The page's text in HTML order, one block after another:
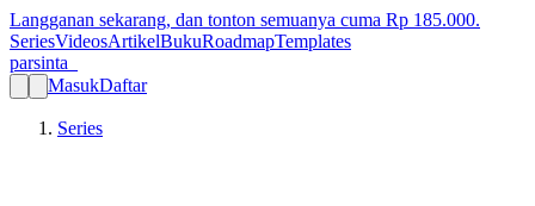
Langganan sekarang, dan tonton semuanya cuma Rp 185.000.
SeriesVideosArtikelBukuRoadmapTemplates
parsinta_
MasukDaftar
Series